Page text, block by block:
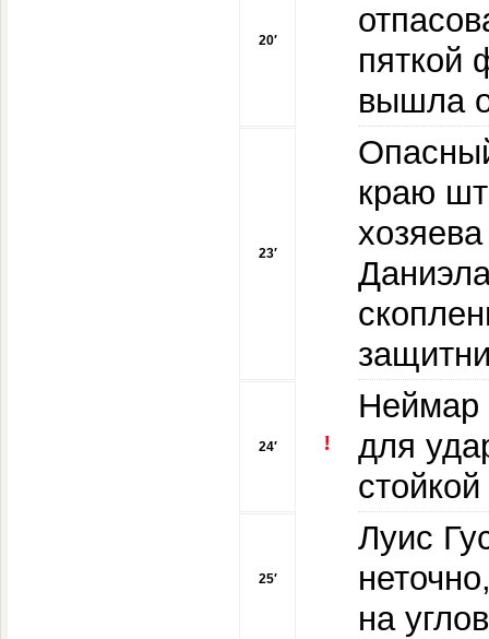
20′
пяткой
вышла
23′
краю
24′
Неймар
для
25′
Луис
на